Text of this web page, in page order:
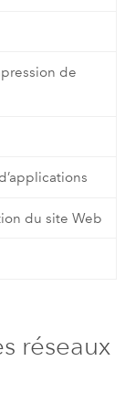
de
du site Web
réseaux